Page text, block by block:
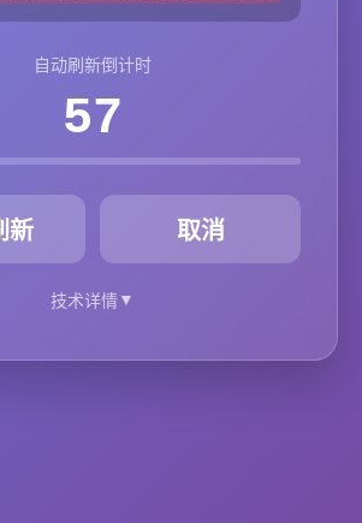
自动刷新倒计时
57
新 取消
技术详情▼